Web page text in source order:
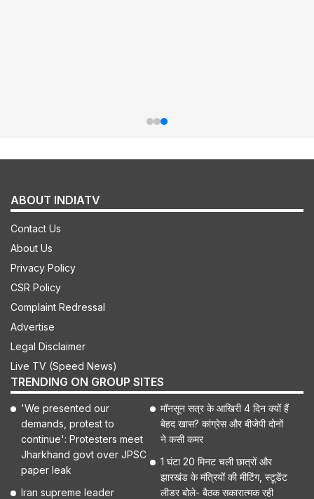
ABOUT INDIATV
Contact Us
About Us
Privacy Policy
CSR Policy
Complaint Redressal
Advertise
Legal Disclaimer
Live TV (Speed News)
TRENDING ON GROUP SITES
'We presented our
demands, protest to
continue': Protesters meet
Jharkhand govt over JPSC
paper leak
Iran supreme leader
मॉनसून सत्र के आखिरी 4 दिन क्यों हैं
बेहद खास? कांग्रेस और बीजेपी दोनों
ने कसी कमर
1 घंटा 20 मिनट चली छात्रों और
झारखंड के मंत्रियों की मीटिंग, स्टूडेंट
लीडर बोले- बैठक सकारात्मक रही